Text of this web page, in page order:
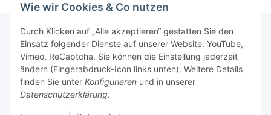
Wie wir Cookies & Co nutzen
Durch Klicken auf „Alle akzeptieren“ gestatten Sie den
Einsatz folgender Dienste auf unserer Website: YouTube,
Vimeo, ReCaptcha. Sie können die Einstellung jederzeit
ändern (Fingerabdruck-Icon links unten). Weitere Details
finden Sie unter Konfigurieren und in unserer
Datenschutzerklärung.
Informationen
Gesetzliche Informationen